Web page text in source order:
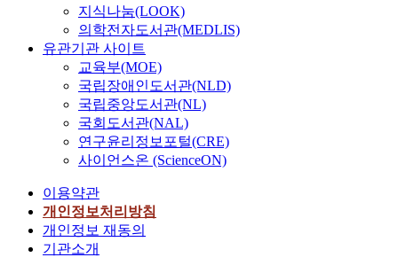
지식나눔(LOOK)
의학전자도서관(MEDLIS)
유관기관 사이트
교육부(MOE)
국립장애인도서관(NLD)
국립중앙도서관(NL)
국회도서관(NAL)
연구윤리정보포털(CRE)
사이언스온 (ScienceON)
이용약관
개인정보처리방침
개인정보 재동의
기관소개